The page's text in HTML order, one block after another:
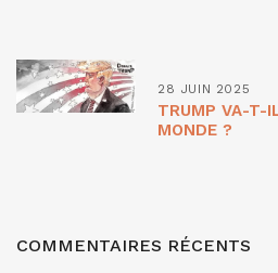
28 JUIN 2025
TRUMP VA-T-
MONDE ?
COMMENTAIRES RÉCENTS